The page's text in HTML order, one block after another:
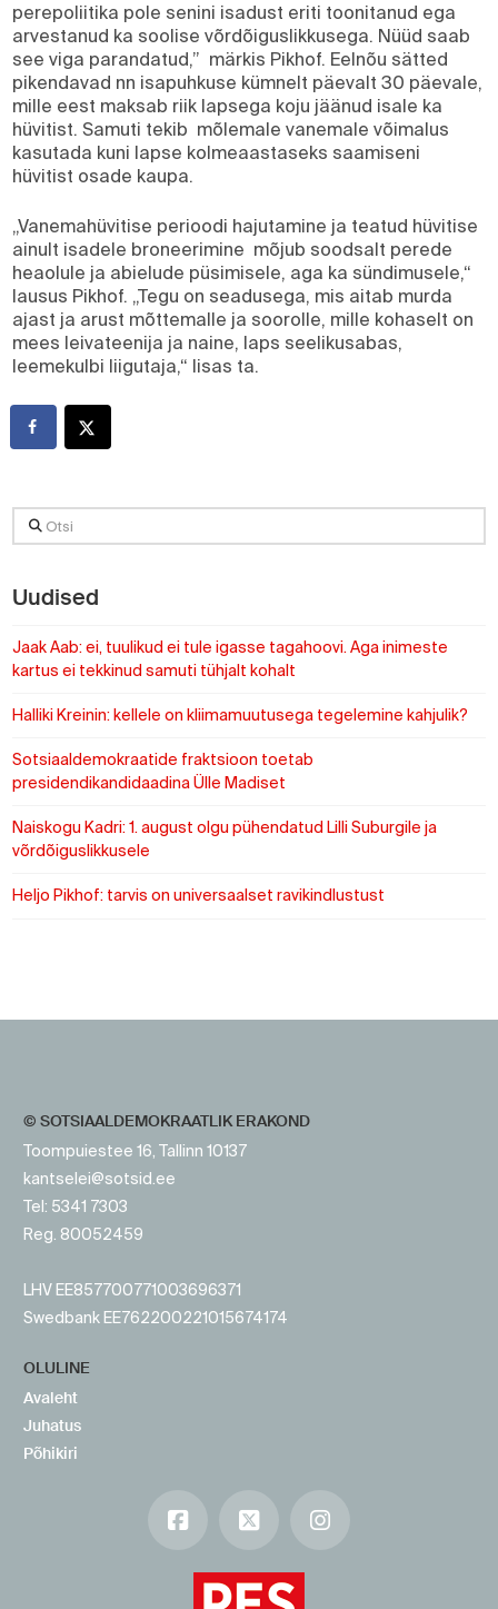
perepoliitika pole senini isadust eriti toonitanud ega
arvestanud ka soolise võrdõiguslikkusega. Nüüd saab
see viga parandatud,” märkis Pikhof. Eelnõu sätted
pikendavad nn isapuhkuse kümnelt päevalt 30 päevale,
mille eest maksab riik lapsega koju jäänud isale ka
hüvitist. Samuti tekib mõlemale vanemale võimalus
kasutada kuni lapse kolmeaastaseks saamiseni
hüvitist osade kaupa.
„Vanemahüvitise perioodi hajutamine ja teatud hüvitise
ainult isadele broneerimine mõjub soodsalt perede
heaolule ja abielude püsimisele, aga ka sündimusele,“
lausus Pikhof. „Tegu on seadusega, mis aitab murda
ajast ja arust mõttemalle ja soorolle, mille kohaselt on
mees leivateenija ja naine, laps seelikusabas,
leemekulbi liigutaja,“ lisas ta.
Otsi
Uudised
Jaak Aab: ei, tuulikud ei tule igasse tagahoovi. Aga inimeste
kartus ei tekkinud samuti tühjalt kohalt
Halliki Kreinin: kellele on kliimamuutusega tegelemine kahjulik?
Sotsiaaldemokraatide fraktsioon toetab
presidendikandidaadina Ülle Madiset
Naiskogu Kadri: 1. august olgu pühendatud Lilli Suburgile ja
võrdõiguslikkusele
Heljo Pikhof: tarvis on universaalset ravikindlustust
© SOTSIAALDEMOKRAATLIK ERAKOND
Toompuiestee 16, Tallinn 10137
kantselei@sotsid.ee
Tel: 5341 7303
Reg. 80052459
LHV EE857700771003696371
Swedbank EE762200221015674174
OLULINE
Avaleht
Juhatus
Põhikiri
Facebook
X